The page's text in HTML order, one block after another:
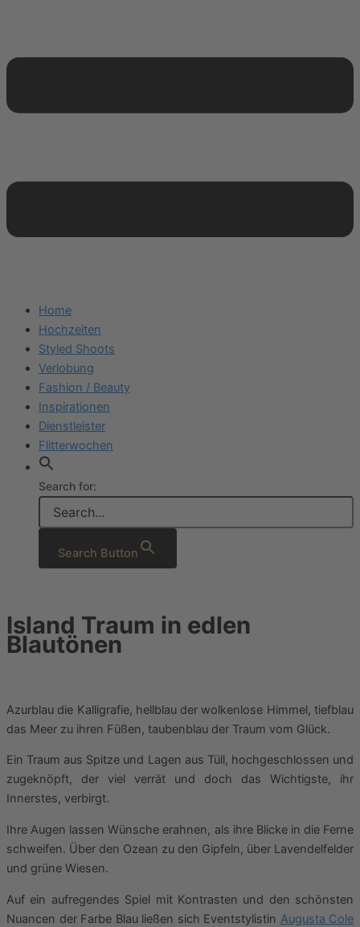
Home
Hochzeiten
Styled Shoots
Verlobung
Fashion / Beauty
Inspirationen
Dienstleister
Flitterwochen
Search for:
Search Button
Island Traum in edlen
Blautönen
Azurblau die Kalligrafie, hellblau der wolkenlose Himmel, tiefblau
das Meer zu ihren Füßen, taubenblau der Traum vom Glück.
Ein Traum aus Spitze und Lagen aus Tüll, hochgeschlossen und
zugeknöpft, der viel verrät und doch das Wichtigste, ihr
Innerstes, verbirgt.
Ihre Augen lassen Wünsche erahnen, als ihre Blicke in die Ferne
schweifen. Über den Ozean zu den Gipfeln, über Lavendelfelder
und grüne Wiesen.
Auf ein aufregendes Spiel mit Kontrasten und den schönsten
Nuancen der Farbe Blau ließen sich Eventstylistin Augusta Cole